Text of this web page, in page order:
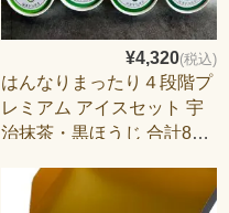
¥4,320(税込)
はんなりまったり４段階プ
レミアム アイスセット 宇
治抹茶・黒ほうじ 合計8個